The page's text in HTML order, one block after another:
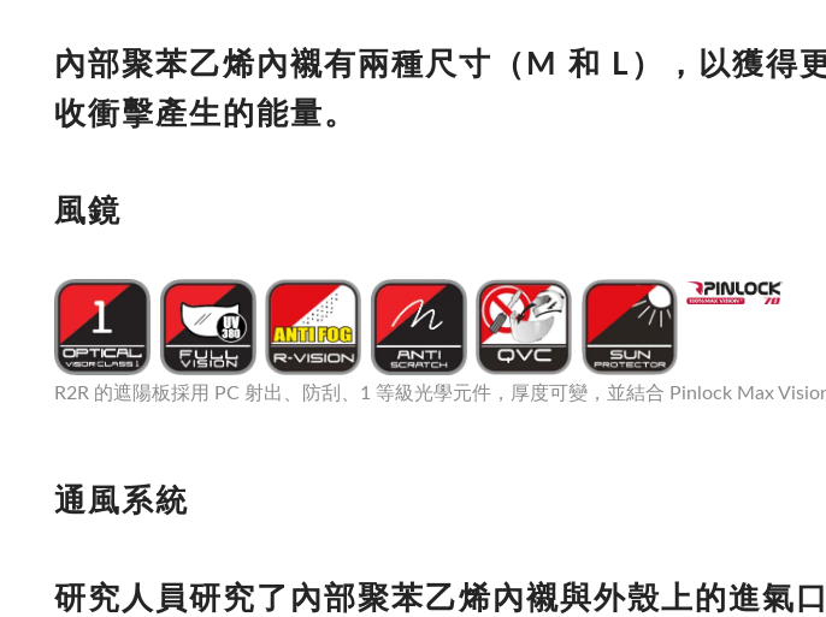
內部聚苯乙烯內襯有兩種尺寸（M 和 L），以獲得
收衝擊產生的能量。
風鏡
R2R 的遮陽板採用 PC 射出、防刮、1 等級光學元件，厚度可變，並結合 Pinlock Max
通風系統
研究人員研究了內部聚苯乙烯內襯與外殼上的進氣